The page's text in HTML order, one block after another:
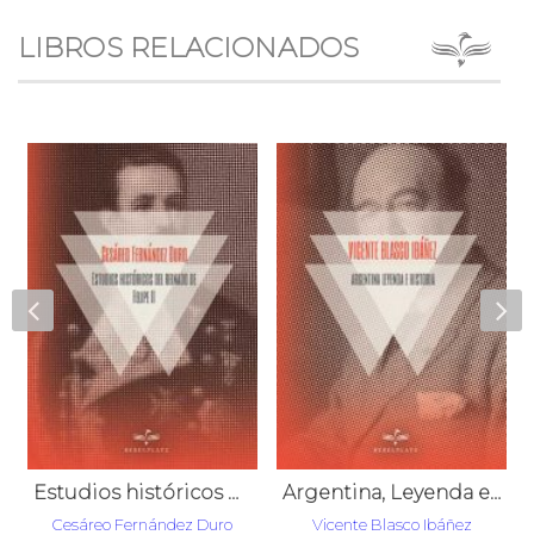
LIBROS RELACIONADOS
Estudios históricos del reinado de Felipe II
Cesáreo Fernández Duro
Argentina, Leyenda e Historia
Vicente Blasco Ibáñez